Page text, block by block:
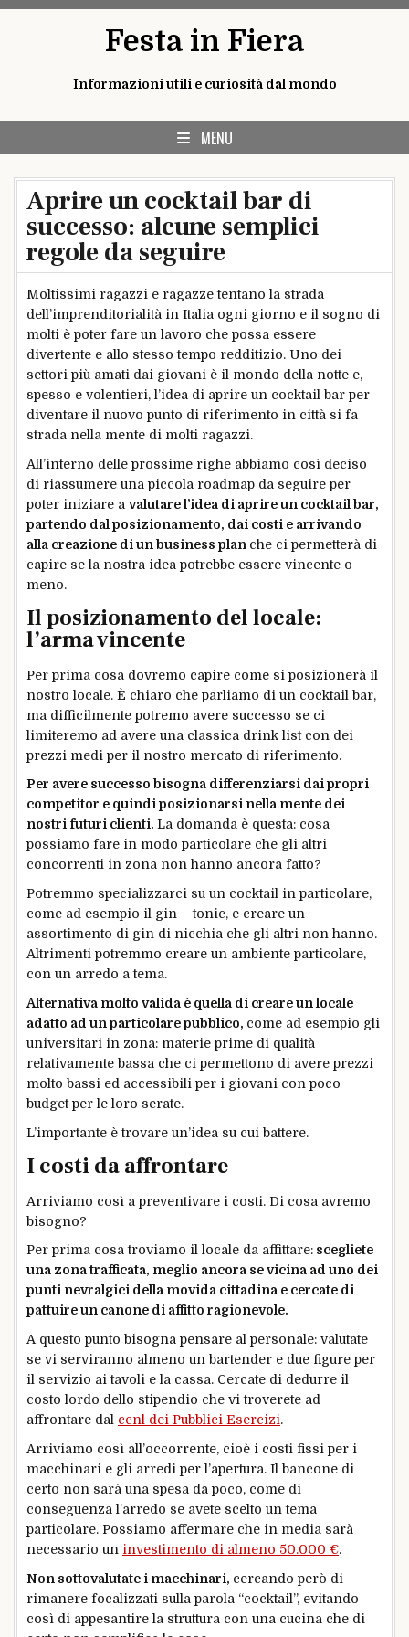
Festa in Fiera
Informazioni utili e curiosità dal mondo
MENU
Aprire un cocktail bar di
successo: alcune semplici
regole da seguire
Moltissimi ragazzi e ragazze tentano la strada
dell’imprenditorialità in Italia ogni giorno e il sogno di
molti è poter fare un lavoro che possa essere
divertente e allo stesso tempo redditizio. Uno dei
settori più amati dai giovani è il mondo della notte e,
spesso e volentieri, l’idea di aprire un cocktail bar per
diventare il nuovo punto di riferimento in città si fa
strada nella mente di molti ragazzi.
All’interno delle prossime righe abbiamo così deciso
di riassumere una piccola roadmap da seguire per
poter iniziare a valutare l’idea di aprire un cocktail bar,
partendo dal posizionamento, dai costi e arrivando
alla creazione di un business plan che ci permetterà di
capire se la nostra idea potrebbe essere vincente o
meno.
Il posizionamento del locale:
l’arma vincente
Per prima cosa dovremo capire come si posizionerà il
nostro locale. È chiaro che parliamo di un cocktail bar,
ma difficilmente potremo avere successo se ci
limiteremo ad avere una classica drink list con dei
prezzi medi per il nostro mercato di riferimento.
Per avere successo bisogna differenziarsi dai propri
competitor e quindi posizionarsi nella mente dei
nostri futuri clienti. La domanda è questa: cosa
possiamo fare in modo particolare che gli altri
concorrenti in zona non hanno ancora fatto?
Potremmo specializzarci su un cocktail in particolare,
come ad esempio il gin – tonic, e creare un
assortimento di gin di nicchia che gli altri non hanno.
Altrimenti potremmo creare un ambiente particolare,
con un arredo a tema.
Alternativa molto valida è quella di creare un locale
adatto ad un particolare pubblico, come ad esempio gli
universitari in zona: materie prime di qualità
relativamente bassa che ci permettono di avere prezzi
molto bassi ed accessibili per i giovani con poco
budget per le loro serate.
L’importante è trovare un’idea su cui battere.
I costi da affrontare
Arriviamo così a preventivare i costi. Di cosa avremo
bisogno?
Per prima cosa troviamo il locale da affittare: scegliete
una zona trafficata, meglio ancora se vicina ad uno dei
punti nevralgici della movida cittadina e cercate di
pattuire un canone di affitto ragionevole.
A questo punto bisogna pensare al personale: valutate
se vi serviranno almeno un bartender e due figure per
il servizio ai tavoli e la cassa. Cercate di dedurre il
costo lordo dello stipendio che vi troverete ad
affrontare dal ccnl dei Pubblici Esercizi.
Arriviamo così all’occorrente, cioè i costi fissi per i
macchinari e gli arredi per l’apertura. Il bancone di
certo non sarà una spesa da poco, come di
conseguenza l’arredo se avete scelto un tema
particolare. Possiamo affermare che in media sarà
necessario un investimento di almeno 50.000 €.
Non sottovalutate i macchinari, cercando però di
rimanere focalizzati sulla parola “cocktail”, evitando
così di appesantire la struttura con una cucina che di